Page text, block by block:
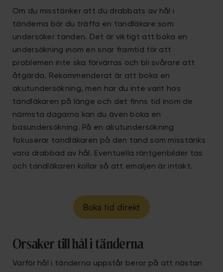
Om du misstänker att du drabbats av hål i
tänderna bör du träffa en tandläkare som
undersöker tanden. Det är viktigt att boka en
undersökning inom en snar framtid för att
problemen inte ska förvärras och bli svårare att
åtgärda. Rekommenderat är att boka en
akutundersökning, men har du inte varit hos
tandläkaren på länge och det finns tid inom de
närmsta dagarna kan du även boka en
basundersökning. På en akutundersökning
fokuserar tandläkaren på den tand som misstänks
vara drabbad av hål. Eventuella röntgenbilder tas
och tandläkaren kollar så att emaljen är intakt.
Boka tid direkt
Orsaker till hål i tänderna
Varför hål i tänderna uppstår beror på att nästan